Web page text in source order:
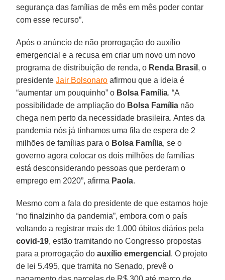
segurança das famílias de mês em mês poder contar
com esse recurso”.
Após o anúncio de não prorrogação do auxílio
emergencial e a recusa em criar um novo um novo
programa de distribuição de renda, o Renda Brasil , o
presidenteJair Bolsonaro afirmou que a ideia é
“aumentar um pouquinho” o Bolsa Família. “A
possibilidade de ampliação do Bolsa Família não
chega nem perto da necessidade brasileira. Antes da
pandemia nós já tínhamos uma fila de espera de 2
milhões de famílias para o Bolsa Família, se o
governo agora colocar os dois milhões de famílias
está desconsiderando pessoas que perderam o
emprego em 2020”, afirma Paola.
Mesmo com a fala do presidente de que estamos hoje
“no finalzinho da pandemia”, embora com o país
voltando a registrar mais de 1.000 óbitos diários pela
covid-19, estão tramitando no Congresso propostas
para a prorrogação doauxílio emergencial . O projeto
de lei 5.495, que tramita no Senado, prevê o